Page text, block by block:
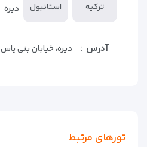
ترکیه استانبول دیره
آدرس : دیره، خیابان بنی یاس
تورهای مرتبط